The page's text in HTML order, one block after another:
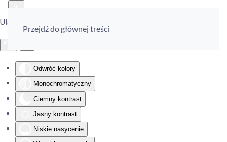
Ułatwienia dostępu
Odwróć kolory
Monochromatyczny
Ciemny kontrast
Jasny kontrast
Niskie nasycenie
Przejdź do głównej treści